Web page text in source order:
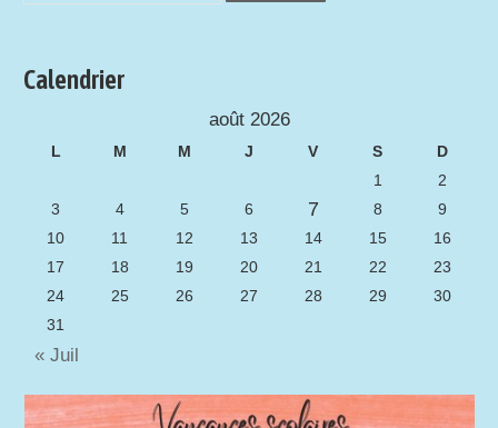
Calendrier
août 2026
L M M J V S
D
1
2
3
4 5 6 7 8
9
10
11 12 13 14 15
16
17
18 19 20 21 22
23
24
25 26 27 28 29
30
31
« Juil